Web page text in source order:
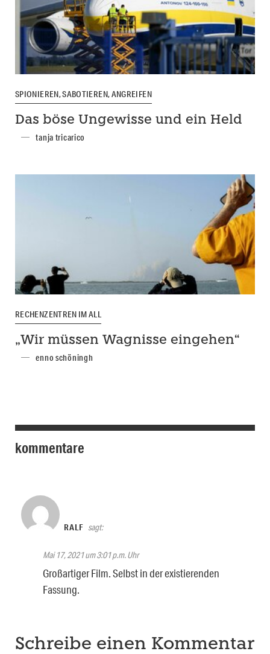
SPIONIEREN, SABOTIEREN, ANGREIFEN
Das böse Ungewisse und ein Held
tanja tricarico
RECHENZENTREN IM ALL
„Wir müssen Wagnisse eingehen“
enno schöningh
kommentare
RALF sagt:
Mai 17, 2021 um 3:01 p.m. Uhr
Großartiger Film. Selbst in der existierenden
Fassung.
Schreibe einen Kommentar